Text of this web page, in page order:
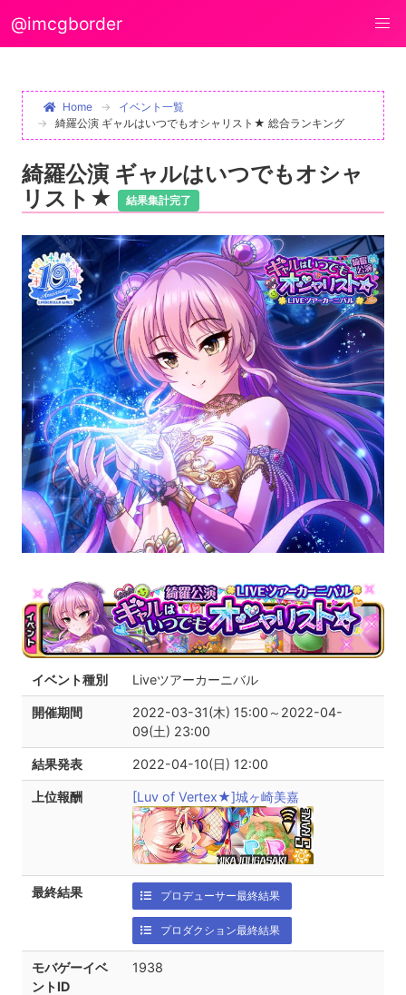
@imcgborder
Home
イベント一覧
綺羅公演 ギャルはいつでもオシャリスト★ 総合ランキング
綺羅公演 ギャルはいつでもオシャ
リスト★
結果集計完了
イベント種別 Liveツアーカーニバル
開催期間
2022-03-31(木) 15:00～2022-04-
09(土) 23:00
結果発表 2022-04-10(日) 12:00
上位報酬 [Luv of Vertex★]城ヶ崎美嘉
最終結果 プロデューサー最終結果
プロダクション最終結果
モバゲーイベ
ントID
1938